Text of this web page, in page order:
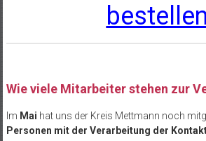
bestellen
Wie viele Mitarbeiter stehen zur
Im Mai hat uns der Kreis Mettmann noch
Personen mit der Verarbeitung der